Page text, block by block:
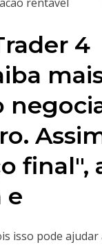
4
final",
e
isso pode ajudar